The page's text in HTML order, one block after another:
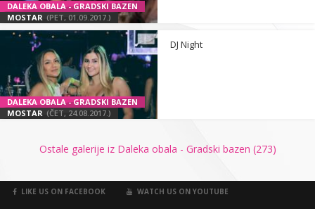
DALEKA OBALA - GRADSKI BAZEN
MOSTAR (PET, 01.09.2017.)
DALEKA OBALA - GRADSKI BAZEN
MOSTAR (ČET, 24.08.2017.)
DJ Night
Ostale galerije iz Daleka obala - Gradski bazen (273)
LIKE US ON FACEBOOK WATCH US ON YOUTUBE